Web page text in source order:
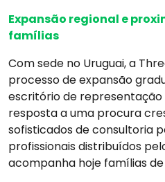
Expansão regional e
famílias
Com sede no Uruguai, a
processo de expansão
escritório de representação
resposta a uma procura
sofisticados de consultoria
profissionais distribuídos
acompanha hoje famílias